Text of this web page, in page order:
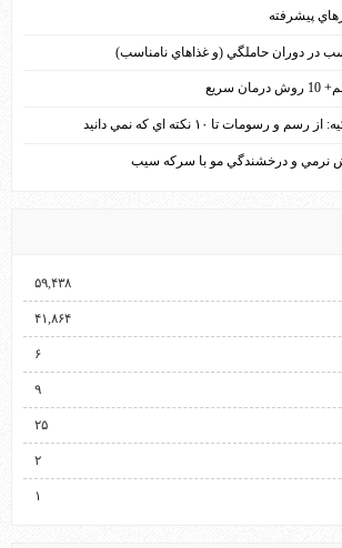
پيشرفته
در دوران حاملگي (و غذاهاي نامناسب)
رسومات تا ۱۰ نكته اي كه نمي دانيد
نرمي و درخشندگي مو با سركه سيب
۵۹,۴۳۸
۴۱,۸۶۴
۶
۹
۲۵
۲
۱